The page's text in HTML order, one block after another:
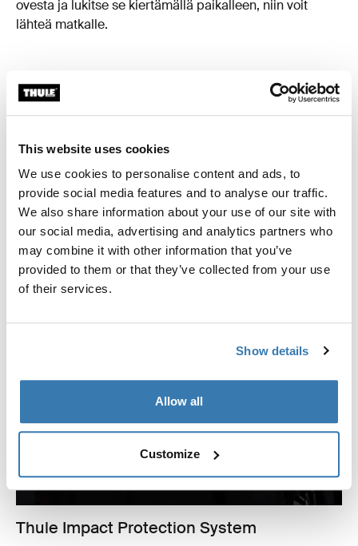
This website uses cookies
We use cookies to personalise content and ads, to
provide social media features and to analyse our traffic.
We also share information about your use of our site with
our social media, advertising and analytics partners who
may combine it with other information that you’ve
provided to them or that they’ve collected from your use
of their services.
Show details
Allow all
Customize
ovesta ja lukitse se kiertämällä paikalleen, niin voit
lähteä matkalle.
Thule Impact Protection System